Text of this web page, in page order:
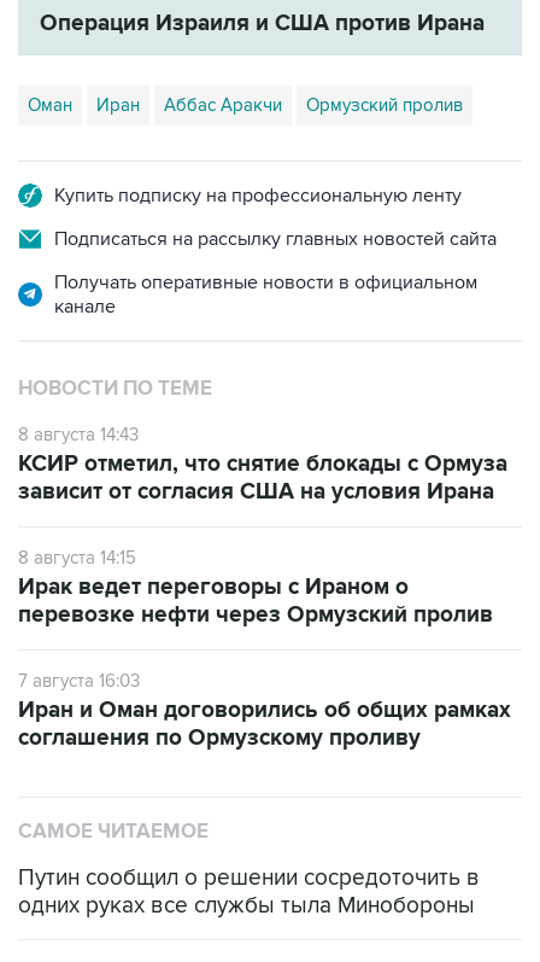
Операция Израиля и США против Ирана
Оман Иран Аббас Аракчи Ормузский пролив
Купить подписку на профессиональную ленту
Подписаться на рассылку главных новостей сайта
Получать оперативные новости в официальном
канале
НОВОСТИ ПО ТЕМЕ
8 августа 14:43
КСИР отметил, что снятие блокады с Ормуза
зависит от согласия США на условия Ирана
8 августа 14:15
Ирак ведет переговоры с Ираном о
перевозке нефти через Ормузский пролив
7 августа 16:03
Иран и Оман договорились об общих рамках
соглашения по Ормузскому проливу
САМОЕ ЧИТАЕМОЕ
Путин сообщил о решении сосредоточить в
одних руках все службы тыла Минобороны